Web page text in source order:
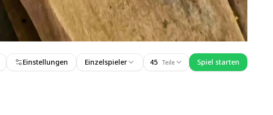
Einstellungen Einzelspieler 45 Teile
Spiel starten